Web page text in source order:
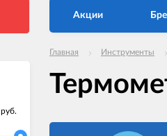
руб.
Акции
Главная Инструменты